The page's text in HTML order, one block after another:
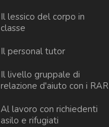
Il lessico del corpo in
classe
Il personal tutor
Il livello gruppale di
relazione d'aiuto con i RAR
Al lavoro con richiedenti
asilo e rifugiati